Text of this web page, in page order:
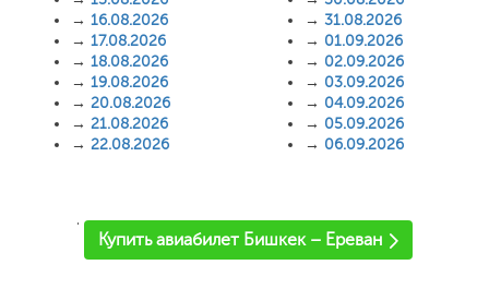
→ 16.08.2026
→ 17.08.2026
→ 18.08.2026
→ 19.08.2026
→ 20.08.2026
→ 21.08.2026
→ 22.08.2026
→ 31.08.2026
→ 01.09.2026
→ 02.09.2026
→ 03.09.2026
→ 04.09.2026
→ 05.09.2026
→ 06.09.2026
'
Купить авиабилет Бишкек – Ереван